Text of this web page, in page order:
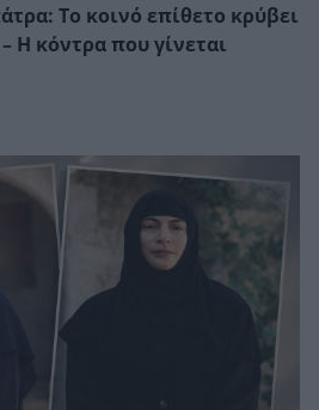
Το κοινό επίθετο κρύβει
Η κόντρα που γίνεται